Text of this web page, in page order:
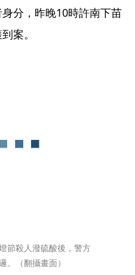
分，昨晚10時許南下苗
案。
節殺人潑硫酸後，警方
。（翻攝畫面）